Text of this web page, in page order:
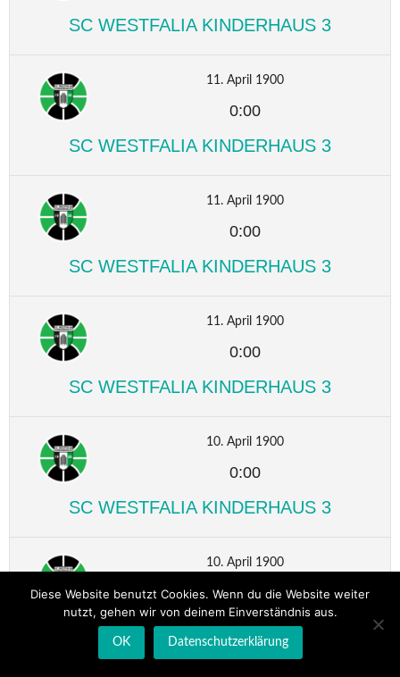
SC WESTFALIA KINDERHAUS 3
11. April 1900
0:00
SC WESTFALIA KINDERHAUS 3
11. April 1900
0:00
SC WESTFALIA KINDERHAUS 3
11. April 1900
0:00
SC WESTFALIA KINDERHAUS 3
10. April 1900
0:00
SC WESTFALIA KINDERHAUS 3
10. April 1900
0:00
SC WESTFALIA KINDERHAUS 3
Diese Website benutzt Cookies. Wenn du die Website weiter
nutzt, gehen wir von deinem Einverständnis aus.
OK Datenschutzerklärung